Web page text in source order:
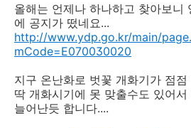
올해는 언제나 하나하고 찾아보니
에 공지가 떴네요...
http://www.ydp.go.kr/main/
mCode=E070030020
지구 온난화로 벗꽃 개화기가 점
딱 개화시기에 못 맞출수도 있어
늘어난듯 합니다....